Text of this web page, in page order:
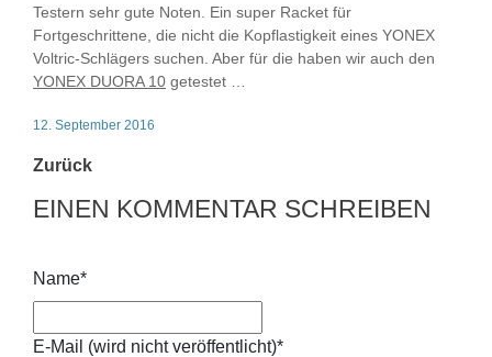
Testern sehr gute Noten. Ein super Racket für
Fortgeschrittene, die nicht die Kopflastigkeit eines YONEX
Voltric-Schlägers suchen. Aber für die haben wir auch den
YONEX DUORA 10 getestet …
12. September 2016
Zurück
EINEN KOMMENTAR SCHREIBEN
Name*
E-Mail (wird nicht veröffentlicht)*